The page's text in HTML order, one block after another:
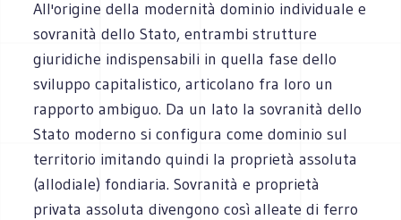
All'origine della modernità dominio individuale e
sovranità dello Stato, entrambi strutture
giuridiche indispensabili in quella fase dello
sviluppo capitalistico, articolano fra loro un
rapporto ambiguo. Da un lato la sovranità dello
Stato moderno si configura come dominio sul
territorio imitando quindi la proprietà assoluta
(allodiale) fondiaria. Sovranità e proprietà
privata assoluta divengono così alleate di ferro